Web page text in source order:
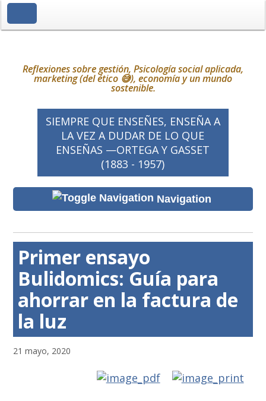
Reflexiones sobre gestión, Psicología social aplicada,
marketing (del ético 😅), economía y un mundo
sostenible.
SIEMPRE QUE ENSEÑES, ENSEÑA A
LA VEZ A DUDAR DE LO QUE
ENSEÑAS —ORTEGA Y GASSET
(1883 - 1957)
Navigation
Primer ensayo
Bulidomics: Guía para
ahorrar en la factura de
la luz
21 mayo, 2020